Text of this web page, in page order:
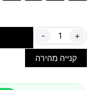
- +
קנייה מהירה